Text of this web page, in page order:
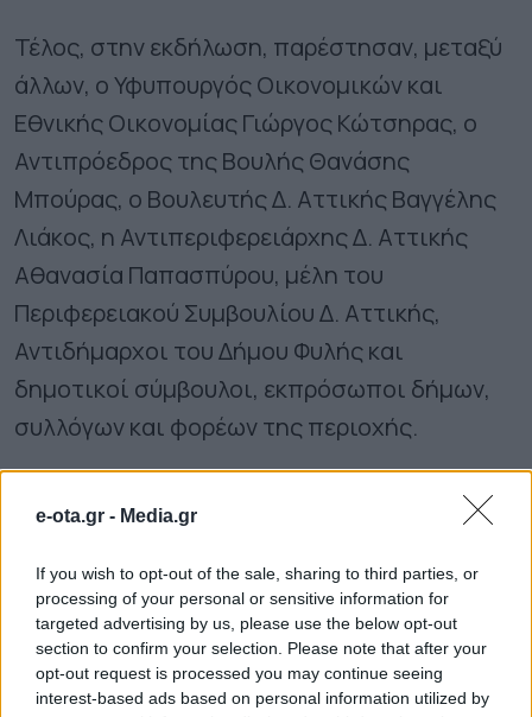
e-ota.gr - Media.gr
If you wish to opt-out of the sale, sharing to third parties, or
processing of your personal or sensitive information for
targeted advertising by us, please use the below opt-out
section to confirm your selection. Please note that after your
opt-out request is processed you may continue seeing
interest-based ads based on personal information utilized by
Τέλος, στην εκδήλωση, παρέστησαν, μεταξύ
άλλων, ο Υφυπουργός Οικονομικών και
Εθνικής Οικονομίας Γιώργος Κώτσηρας, ο
Αντιπρόεδρος της Βουλής Θανάσης
Μπούρας, ο Βουλευτής Δ. Αττικής Βαγγέλης
Λιάκος, η Αντιπεριφερειάρχης Δ. Αττικής
Αθανασία Παπασπύρου, μέλη του
Περιφερειακού Συμβουλίου Δ. Αττικής,
Αντιδήμαρχοι του Δήμου Φυλής και
δημοτικοί σύμβουλοι, εκπρόσωποι δήμων,
συλλόγων και φορέων της περιοχής.
ΟΛΕΣ ΟΙ ΕΙΔΗΣΕΙΣ
Θάσου
Θέμα χρόνου η ομαλοποίηση της
υδροδότησης στη Χίο
Ξεκάθαρος για ανεμογεννήτριες και